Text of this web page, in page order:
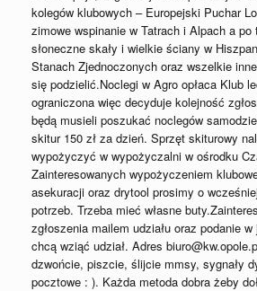
kolegów klubowych – Europejski Puchar
zimowe wspinanie w Tatrach i Alpach a
słoneczne skały i wielkie ściany w
Stanach Zjednoczonych oraz wszelkie
się podzielić.Noclegi w Agro opłaca Klub
ograniczona więc decyduje kolejność
będą musieli poszukać noclegów
skitur 150 zł za dzień. Sprzęt skiturowy
wypożyczyć w wypożyczalni w ośrodku
Zainteresowanych wypożyczeniem
asekuracji oraz drytool prosimy o
potrzeb. Trzeba mieć własne
zgłoszenia mailem udziału oraz podanie
chcą wziąć udział. Adres
dzwońcie, piszcie, ślijcie mmsy, sygnały
pocztowe : ). Każda metoda dobra żeby